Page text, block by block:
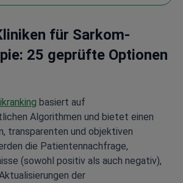
für Sarkom-
25 geprüfte Optionen
basiert auf
Algorithmen und bietet einen
transparenten und objektiven
die Patientennachfrage,
(sowohl positiv als auch negativ),
der